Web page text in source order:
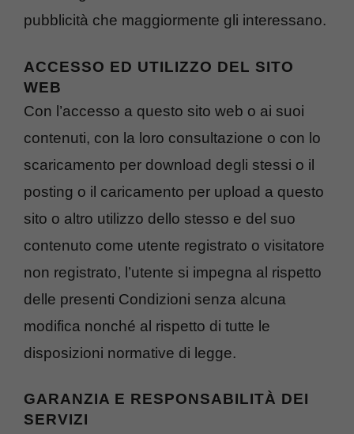
pubblicità che maggiormente gli interessano.
ACCESSO ED UTILIZZO DEL SITO
WEB
Con l’accesso a questo sito web o ai suoi
contenuti, con la loro consultazione o con lo
scaricamento per download degli stessi o il
posting o il caricamento per upload a questo
sito o altro utilizzo dello stesso e del suo
contenuto come utente registrato o visitatore
non registrato, l’utente si impegna al rispetto
delle presenti Condizioni senza alcuna
modifica nonché al rispetto di tutte le
disposizioni normative di legge.
GARANZIA E RESPONSABILITÀ DEI
SERVIZI